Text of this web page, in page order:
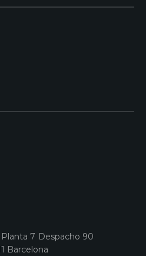
7 Despacho 90
Barcelona